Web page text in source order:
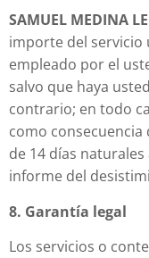
SAMUEL MEDINA
importe del servicio
empleado por el
salvo que haya
contrario; en todo
como
de 14 días
informe del
8. Garantía legal
Los servicios o